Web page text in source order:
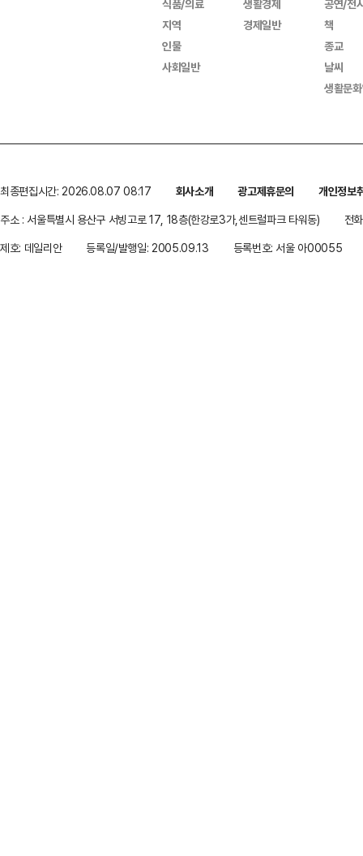
식품/의료
지역
인물
사회일반
생활경제
경제일반
공연/전
책
종교
날씨
생활문
최종편집시간: 2026.08.07 08:17 회사소개 광고제휴문의
개인정보
주소 : 서울특별시 용산구 서빙고로 17, 18층(한강로3가,센트럴파크 타워동)
전
제호: 데일리안
등록일/발행일: 2005.09.13 등록번호: 서울 아00055